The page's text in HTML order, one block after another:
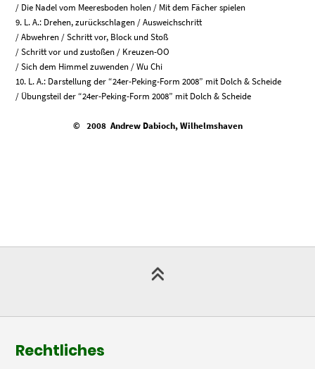
/ Die Nadel vom Meeresboden holen / Mit dem Fächer spielen
9. L. A.: Drehen, zurückschlagen / Ausweichschritt
/ Abwehren / Schritt vor, Block und Stoß
/ Schritt vor und zustoßen / Kreuzen-OO
/ Sich dem Himmel zuwenden / Wu Chi
10. L. A.: Darstellung der “24er-Peking-Form 2008” mit Dolch & Scheide
/ Übungsteil der “24er-Peking-Form 2008” mit Dolch & Scheide
© 2008 Andrew Dabioch, Wilhelmshaven
Rechtliches